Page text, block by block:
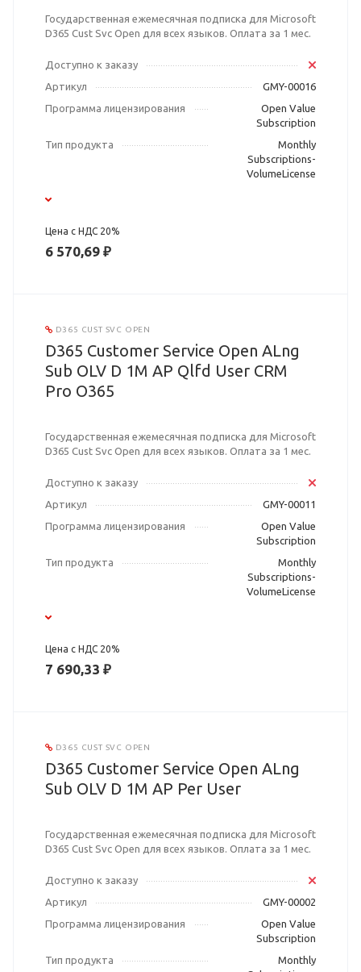
Государственная ежемесячная подписка для Microsoft
D365 Cust Svc Open для всех языков. Оплата за 1 мес.
Доступно к заказу
Артикул
GMY-00016
Программа лицензирования
Open Value
Subscription
Тип продукта
Monthly
Subscriptions-
VolumeLicense
Цена с НДС 20%
6 570,69 ₽
D365 CUST SVC OPEN
D365 Customer Service Open ALng
Sub OLV D 1M AP Qlfd User CRM
Pro O365
Государственная ежемесячная подписка для Microsoft
D365 Cust Svc Open для всех языков. Оплата за 1 мес.
Доступно к заказу
Артикул
GMY-00011
Программа лицензирования
Open Value
Subscription
Тип продукта
Monthly
Subscriptions-
VolumeLicense
Цена с НДС 20%
7 690,33 ₽
D365 CUST SVC OPEN
D365 Customer Service Open ALng
Sub OLV D 1M AP Per User
Государственная ежемесячная подписка для Microsoft
D365 Cust Svc Open для всех языков. Оплата за 1 мес.
Доступно к заказу
Артикул
GMY-00002
Программа лицензирования
Open Value
Subscription
Тип продукта
Monthly